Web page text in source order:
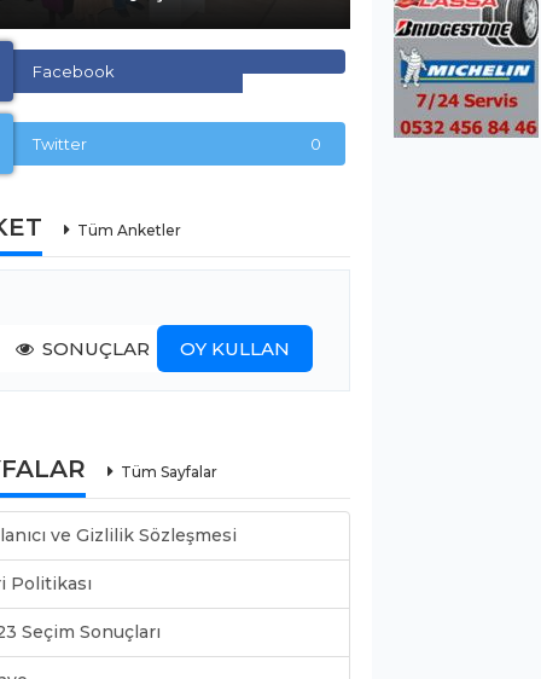
Facebook
Twitter 0
Tüm Anketler
SONUÇLAR OY KULLAN
Tüm Sayfalar
ve Gizlilik Sözleşmesi
Politikası
Seçim Sonuçları